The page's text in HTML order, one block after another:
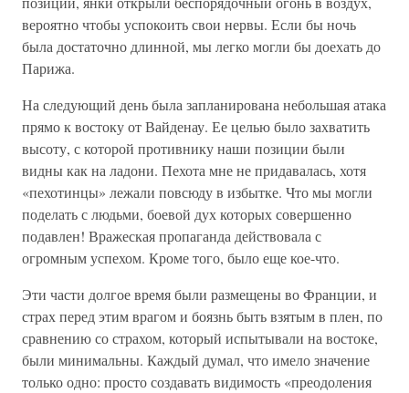
вероятно чтобы успокоить свои нервы. Если бы ночь
была достаточно длинной, мы легко могли бы доехать до
Парижа.
На следующий день была запланирована небольшая атака
прямо к востоку от Вайденау. Ее целью было захватить
высоту, с которой противнику наши позиции были
видны как на ладони. Пехота мне не придавалась, хотя
«пехотинцы» лежали повсюду в избытке. Что мы могли
поделать с людьми, боевой дух которых совершенно
подавлен! Вражеская пропаганда действовала с
огромным успехом. Кроме того, было еще кое-что.
Эти части долгое время были размещены во Франции, и
страх перед этим врагом и боязнь быть взятым в плен, по
сравнению со страхом, который испытывали на востоке,
были минимальны. Каждый думал, что имело значение
только одно: просто создавать видимость «преодоления